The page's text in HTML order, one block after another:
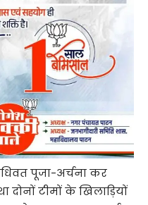
पूजा-अर्चना कर
दोनों टीमों के खिलाड़ियों